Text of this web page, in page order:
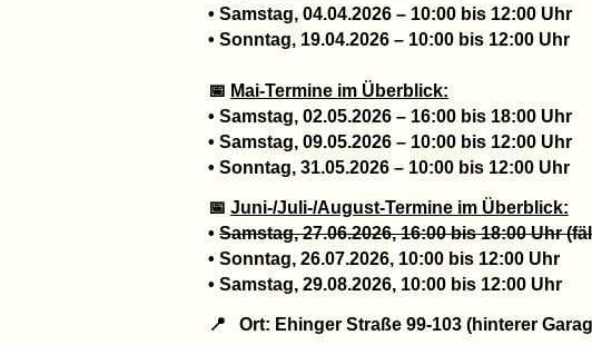
• Samstag, 04.04.2026 – 10:00 bis 12:00 Uhr
• Sonntag, 19.04.2026 – 10:00 bis 12:00 Uhr
📅 Mai-Termine im Überblick:
• Samstag, 02.05.2026 – 16:00 bis 18:00 Uhr
• Samstag, 09.05.2026 – 10:00 bis 12:00 Uhr
• Sonntag, 31.05.2026 – 10:00 bis 12:00 Uhr
📅 Juni-/Juli-/August-Termine im Überblick:
• Samstag, 27.06.2026, 16:00 bis 18:00 Uhr
• Sonntag, 26.07.2026, 10:00 bis 12:00 Uhr
• Samstag, 29.08.2026, 10:00 bis 12:00 Uhr
📍 Ort: Ehinger Straße 99-103 (hinterer